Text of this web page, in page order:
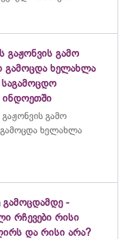
გაჟონვის გამო
გამოცდა ხელახლა
საგამოცდო
გაჟონვის გამო
ხელახლა
-
რჩევები რისი
და რისი არა?